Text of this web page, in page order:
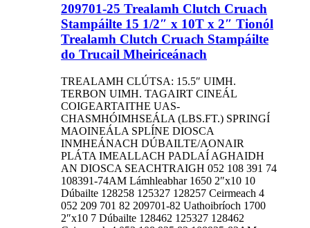
209701-25 Trealamh Clutch Cruach
Stampáilte 15 1/2″ x 10T x 2″ Tionól
Trealamh Clutch Cruach Stampáilte
do Trucail Mheiriceánach
TREALAMH CLÚTSA: 15.5″ UIMH.
TERBON UIMH. TAGAIRT CINEÁL
COIGEARTAITHE UAS-
CHASMHÓIMHSEÁLA (LBS.FT.) SPRINGÍ
MAOINEÁLA SPLÍNE DIOSCA
INMHEÁNACH DÚBAILTE/AONAIR
PLÁTA IMEALLACH PADLAÍ AGHAIDH
AN DIOSCA SEACHTRAIGH 052 108 391 74
108391-74AM Lámhleabhar 1650 2″x10 10
Dúbailte 128258 125327 128257 Ceirmeach 4
052 209 701 82 209701-82 Uathoibríoch 1700
2″x10 7 Dúbailte 128462 125327 128462